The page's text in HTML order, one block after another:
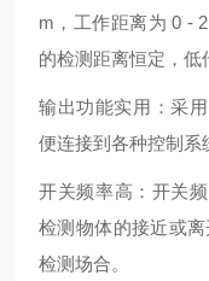
m，工作距离为 0 -
的检测距离恒定，低
输出功能实用：采
便连接到各种控制系
开关频率高：开关
检测物体的接近或
检测场合。